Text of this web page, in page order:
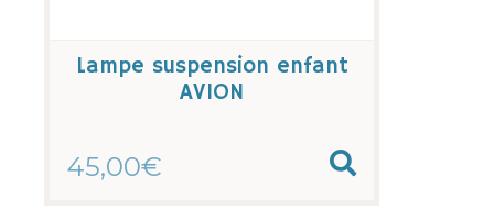
Lampe suspension enfant
AVION
45,00€